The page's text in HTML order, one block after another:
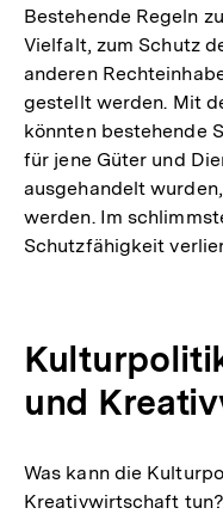
Bestehende Regeln
Vielfalt, zum Schutz
anderen
gestellt werden. Mit
könnten bestehende
für jene Güter und
ausgehandelt
werden. Im
Schutzfähigkeit
und
Was kann die
Kreativwirtschaft